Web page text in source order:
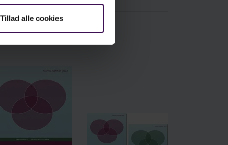
Tillad alle cookies